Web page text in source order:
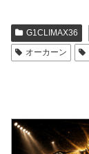
G1CLIMAX36
オーカーン